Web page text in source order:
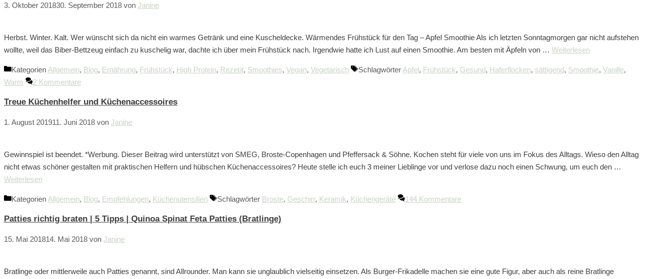
3. Oktober 201830. September 2018 von Janine
Herbst. Winter. Kalt. Wer wünscht sich da nicht ein warmes Getränk und eine Kuscheldecke. Wärmendes Frühstück für den Tag – Apfel Smoothie Als ich letzten Sonntagmorgen gar nicht aufstehen
wollte, weil das Biber-Bettzeug einfach zu kuschelig war, dachte ich über mein Frühstück nach. Irgendwie hatte ich Lust auf einen Smoothie. Am besten mit Äpfeln von … Weiterlesen
Kategorien Allgemein, Blog, Ernährung, Frühstück, High Protein, Rezept, Smoothies, Vegan, Vegetarisch Schlagwörter Apfel, Frühstück, Gesund, Haferflocken, sättigend, Smoothie, Vanille,
Warm
2 Kommentare
Treue Küchenhelfer und Küchenaccessoires
1. August 201911. Juni 2018 von Janine
Gewinnspiel ist beendet. *Werbung. Dieser Beitrag wird unterstützt von SMEG, Broste-Copenhagen und Pfeffersack & Söhne. Kochen steht für viele von uns im Fokus des Alltags. Wieso den Alltag
nicht etwas schöner gestalten mit praktischen Helfern und hübschen Küchenaccessoires? Heute stelle ich euch 3 meiner Lieblinge vor und verlose dazu noch einen Schwung, um euch den …
Weiterlesen
Kategorien Allgemein, Blog, Empfehlungen, Küchenutensilien Schlagwörter Broste, Geschirr, Keramik, Küchengeräte 144 Kommentare
Patties richtig braten | 5 Tipps | Quinoa Spinat Feta Patties (Bratlinge)
15. Mai 201814. Mai 2018 von Janine
Bratlinge oder mittlerweile auch Patties genannt, sind Allrounder. Man kann sie unglaublich vielseitig einsetzen. Als Burger-Frikadelle machen sie eine gute Figur, aber auch als reine Bratlinge